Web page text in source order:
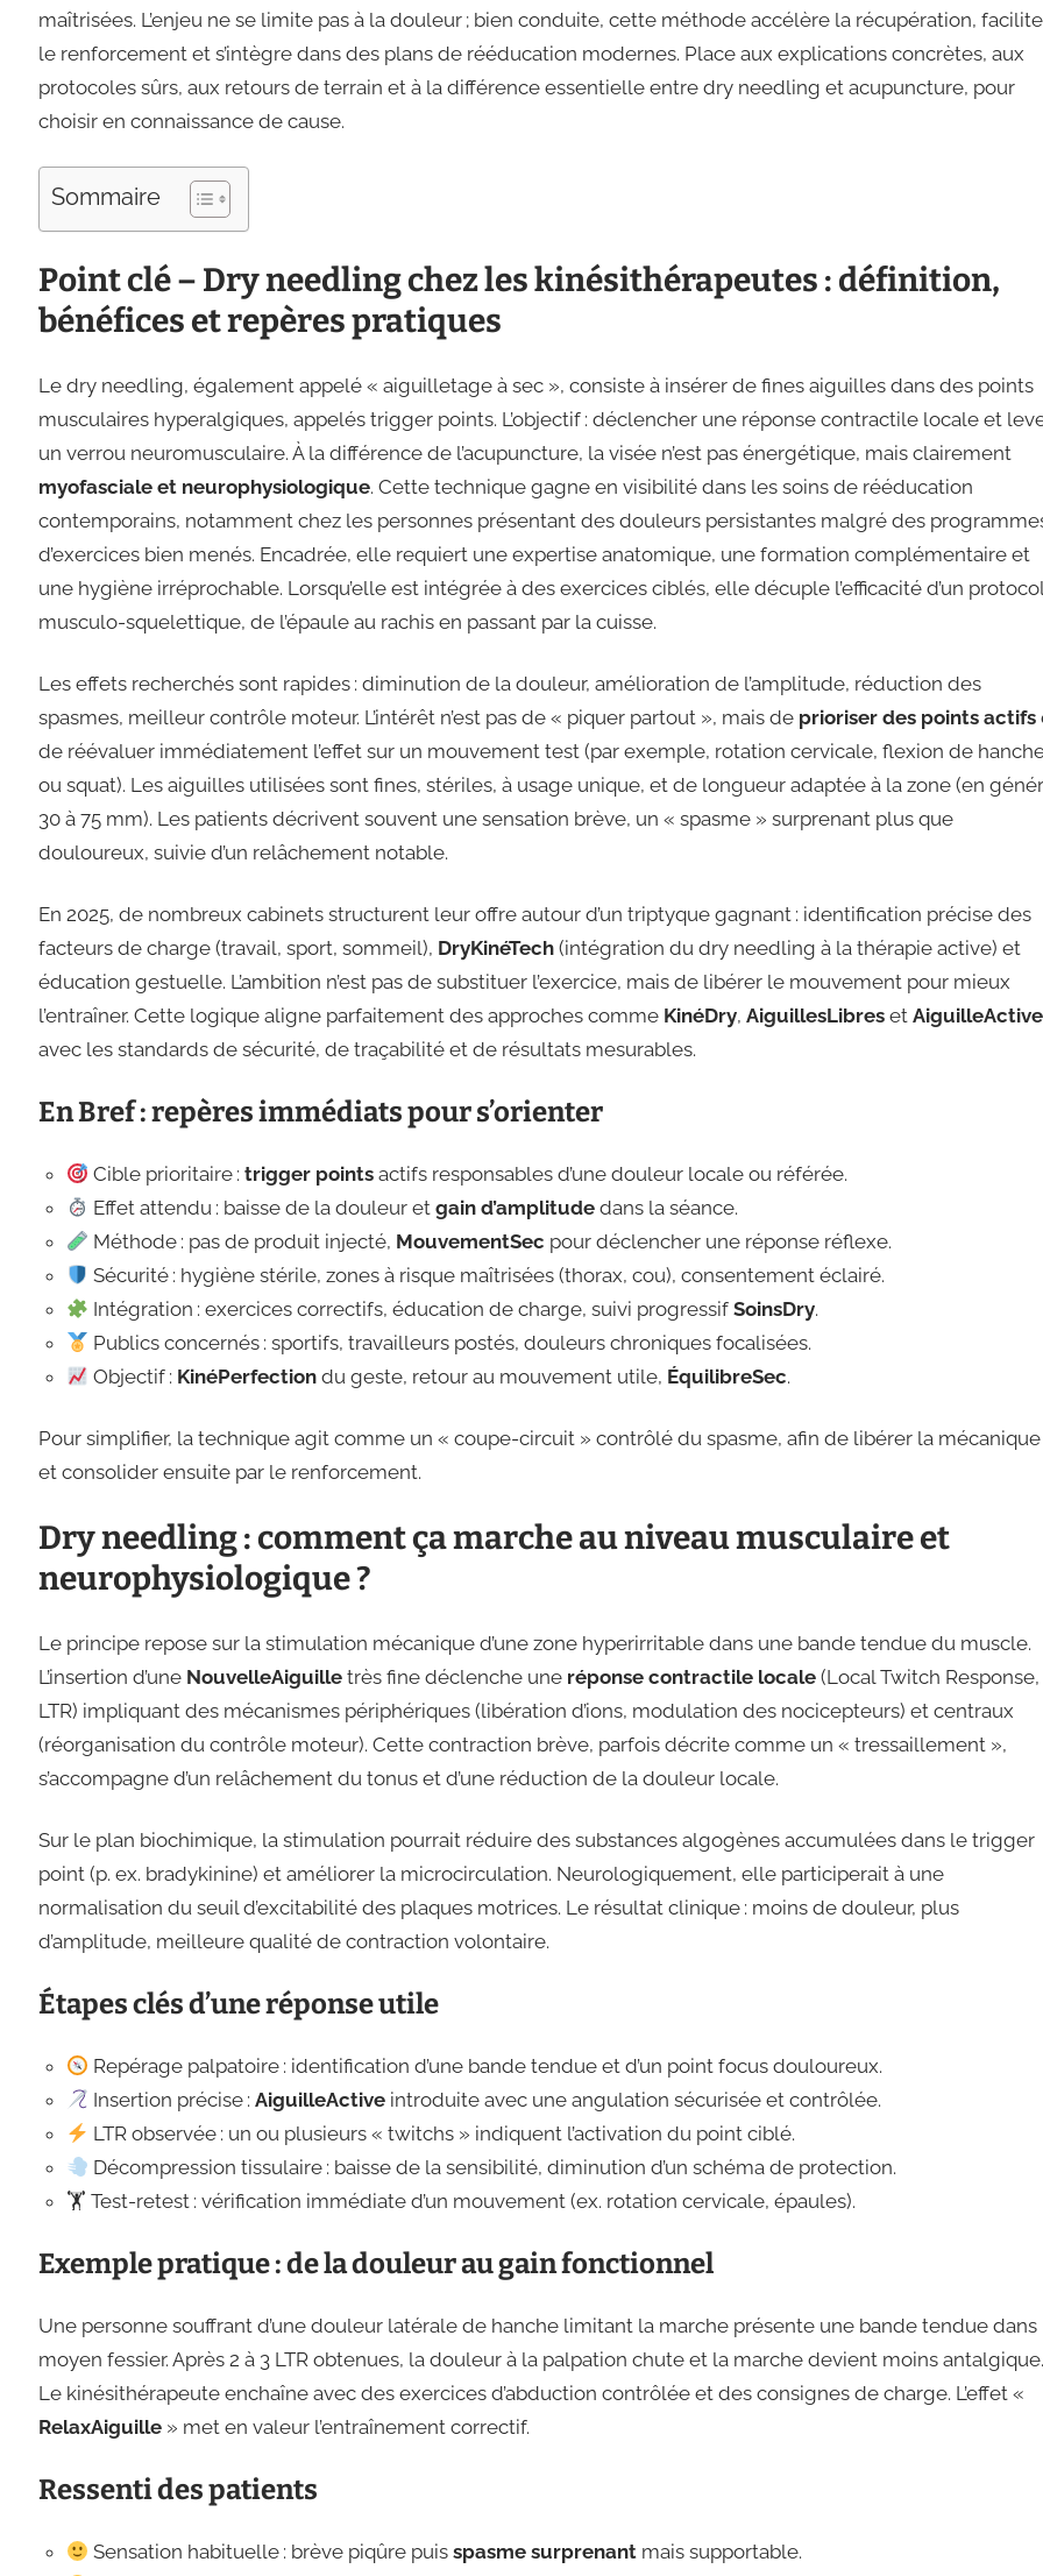
maîtrisées. L’enjeu ne se limite pas à la douleur ; bien conduite, cette méthode accélère la récupération, facilite
le renforcement et s’intègre dans des plans de rééducation modernes. Place aux explications concrètes, aux
protocoles sûrs, aux retours de terrain et à la différence essentielle entre dry needling et acupuncture, pour
choisir en connaissance de cause.
Sommaire
Point clé – Dry needling chez les kinésithérapeutes : définition,
bénéfices et repères pratiques
Le dry needling, également appelé « aiguilletage à sec », consiste à insérer de fines aiguilles dans des points
musculaires hyperalgiques, appelés trigger points. L’objectif : déclencher une réponse contractile locale et
un verrou neuromusculaire. À la différence de l’acupuncture, la visée n’est pas énergétique, mais clairement
myofasciale et neurophysiologique. Cette technique gagne en visibilité dans les soins de rééducation
contemporains, notamment chez les personnes présentant des douleurs persistantes malgré des
d’exercices bien menés. Encadrée, elle requiert une expertise anatomique, une formation complémentaire et
une hygiène irréprochable. Lorsqu’elle est intégrée à des exercices ciblés, elle décuple l’efficacité d’un
musculo-squelettique, de l’épaule au rachis en passant par la cuisse.
Les effets recherchés sont rapides : diminution de la douleur, amélioration de l’amplitude, réduction des
spasmes, meilleur contrôle moteur. L’intérêt n’est pas de « piquer partout », mais de prioriser des points actifs
de réévaluer immédiatement l’effet sur un mouvement test (par exemple, rotation cervicale, flexion de
ou squat). Les aiguilles utilisées sont fines, stériles, à usage unique, et de longueur adaptée à la zone (en
30 à 75 mm). Les patients décrivent souvent une sensation brève, un « spasme » surprenant plus que
douloureux, suivie d’un relâchement notable.
En 2025, de nombreux cabinets structurent leur offre autour d’un triptyque gagnant : identification précise des
facteurs de charge (travail, sport, sommeil), DryKinéTech(intégration du dry needling à la thérapie active) et
éducation gestuelle. L’ambition n’est pas de substituer l’exercice, mais de libérer le mouvement pour mieux
l’entraîner. Cette logique aligne parfaitement des approches comme KinéDry, AiguillesLibreset AiguilleActive
avec les standards de sécurité, de traçabilité et de résultats mesurables.
En Bref : repères immédiats pour s’orienter
Cible prioritaire :trigger points actifs responsables d’une douleur locale ou référée.
Effet attendu : baisse de la douleur etgain d’amplitude dans la séance.
Méthode : pas de produit injecté, MouvementSec pour déclencher une réponse réflexe.
Sécurité : hygiène stérile, zones à risque maîtrisées (thorax, cou), consentement éclairé.
Intégration : exercices correctifs, éducation de charge, suivi progressifSoinsDry.
Publics concernés : sportifs, travailleurs postés, douleurs chroniques focalisées.
Objectif : KinéPerfection du geste, retour au mouvement utile, ÉquilibreSec.
Pour simplifier, la technique agit comme un « coupe-circuit » contrôlé du spasme, afin de libérer la mécanique
et consolider ensuite par le renforcement.
Dry needling : comment ça marche au niveau musculaire et
neurophysiologique ?
Le principe repose sur la stimulation mécanique d’une zone hyperirritable dans une bande tendue du muscle.
L’insertion d’une NouvelleAiguilletrès fine déclenche une réponse contractile locale(Local Twitch Response,
LTR) impliquant des mécanismes périphériques (libération d’ions, modulation des nocicepteurs) et centraux
(réorganisation du contrôle moteur). Cette contraction brève, parfois décrite comme un « tressaillement »,
s’accompagne d’un relâchement du tonus et d’une réduction de la douleur locale.
Sur le plan biochimique, la stimulation pourrait réduire des substances algogènes accumulées dans le trigger
point (p. ex. bradykinine) et améliorer la microcirculation. Neurologiquement, elle participerait à une
normalisation du seuil d’excitabilité des plaques motrices. Le résultat clinique : moins de douleur, plus
d’amplitude, meilleure qualité de contraction volontaire.
Étapes clés d’une réponse utile
Repérage palpatoire : identification d’une bande tendue et d’un point focus douloureux.
Insertion précise :AiguilleActive introduite avec une angulation sécurisée et contrôlée.
LTR observée : un ou plusieurs « twitchs » indiquent l’activation du point ciblé.
Décompression tissulaire : baisse de la sensibilité, diminution d’un schéma de protection.
🏋️ Test-retest : vérification immédiate d’un mouvement (ex. rotation cervicale, épaules).
Exemple pratique : de la douleur au gain fonctionnel
Une personne souffrant d’une douleur latérale de hanche limitant la marche présente une bande tendue dans
moyen fessier. Après 2 à 3 LTR obtenues, la douleur à la palpation chute et la marche devient moins antalgique.
Le kinésithérapeute enchaîne avec des exercices d’abduction contrôlée et des consignes de charge. L’effet «
RelaxAiguille» met en valeur l’entraînement correctif.
Ressenti des patients
Sensation habituelle : brève piqûre puisspasme surprenant mais supportable.